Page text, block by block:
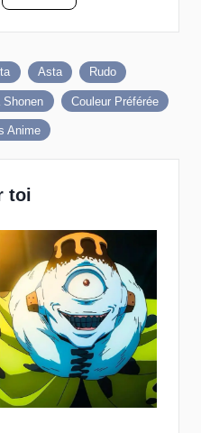
Asta Rudo
Shonen Couleur Préférée
Anime
toi